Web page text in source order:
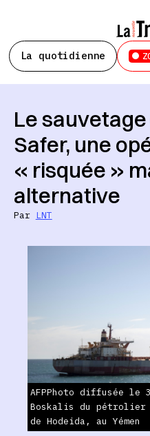
La quotidienne
Le
Safer, une
« risquée »
alternative
Par LNT
AFPPhoto diffusée le
Boskalis du pétrolier
de Hodeida, au Yémen